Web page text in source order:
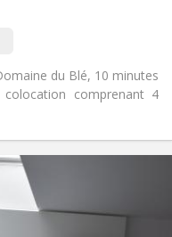
du Blé, 10 minutes
comprenant 4
Informatie
Kosten:
75 €